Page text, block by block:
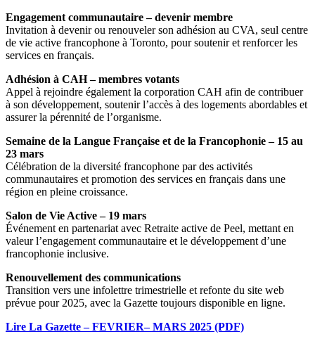
Engagement communautaire – devenir membre
Invitation à devenir ou renouveler son adhésion au CVA, seul centre
de vie active francophone à Toronto, pour soutenir et renforcer les
services en français.
Adhésion à CAH – membres votants
Appel à rejoindre également la corporation CAH afin de contribuer
à son développement, soutenir l’accès à des logements abordables et
assurer la pérennité de l’organisme.
Semaine de la Langue Française et de la Francophonie – 15 au
23 mars
Célébration de la diversité francophone par des activités
communautaires et promotion des services en français dans une
région en pleine croissance.
Salon de Vie Active – 19 mars
Événement en partenariat avec Retraite active de Peel, mettant en
valeur l’engagement communautaire et le développement d’une
francophonie inclusive.
Renouvellement des communications
Transition vers une infolettre trimestrielle et refonte du site web
prévue pour 2025, avec la Gazette toujours disponible en ligne.
Lire La Gazette – FEVRIER– MARS 2025 (PDF)